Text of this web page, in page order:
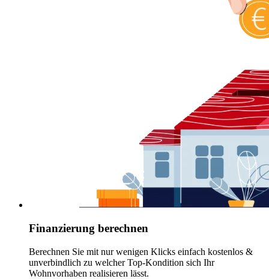
Finanzierung berechnen
Berechnen Sie mit nur wenigen Klicks einfach kostenlos &
unverbindlich zu welcher Top-Kondition sich Ihr
Wohnvorhaben realisieren lässt.